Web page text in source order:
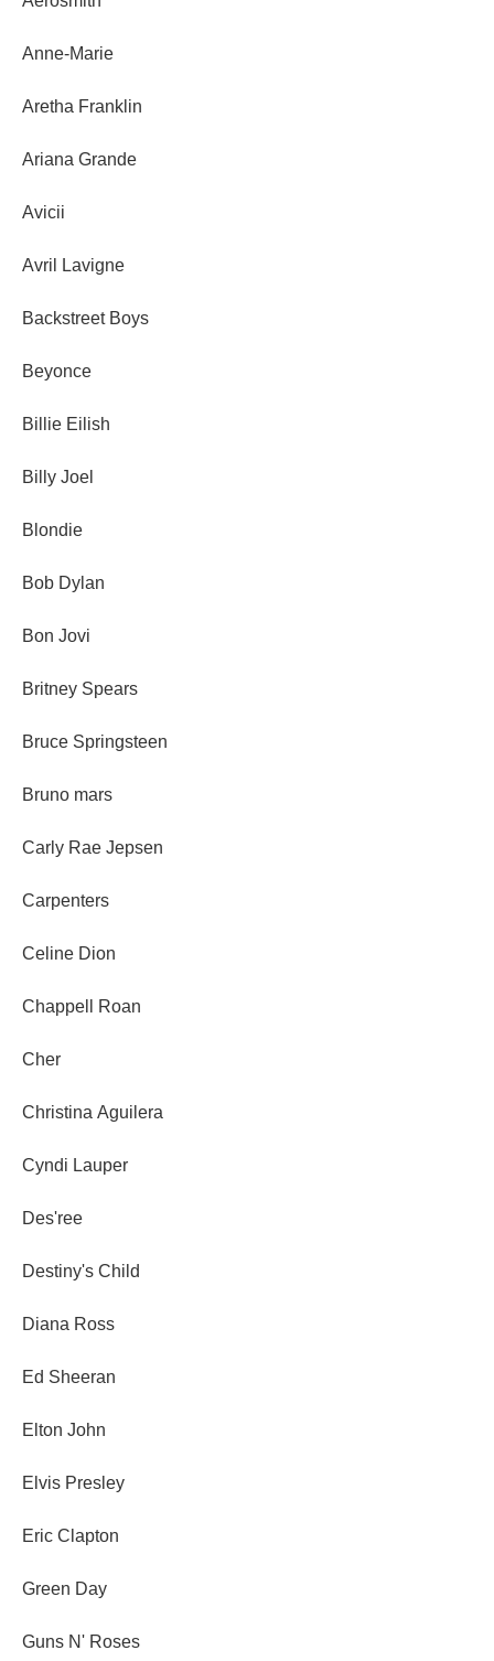
Anne-Marie
Aretha Franklin
Ariana Grande
Avicii
Avril Lavigne
Backstreet Boys
Beyonce
Billie Eilish
Billy Joel
Blondie
Bob Dylan
Bon Jovi
Britney Spears
Bruce Springsteen
Bruno mars
Carly Rae Jepsen
Carpenters
Celine Dion
Chappell Roan
Cher
Christina Aguilera
Cyndi Lauper
Des'ree
Destiny's Child
Diana Ross
Ed Sheeran
Elton John
Elvis Presley
Eric Clapton
Green Day
Guns N' Roses